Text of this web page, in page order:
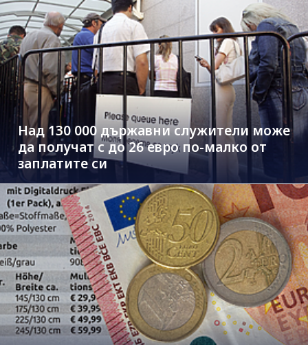
Над 130 000 държавни служители може
да получат с до 26 евро по-малко от
заплатите си